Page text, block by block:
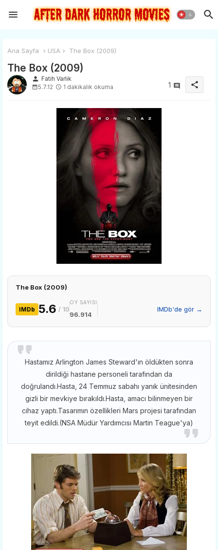
Ana Sayfa USA The Box (2009)
The Box (2009)
person Fatih Varlık
5.7.12
1 dakikalık okuma 1 share
The Box (2009)
IMDb 5.6 / 10
OY SAYISI
96.914
IMDb'de gör →
Hastamız Arlington James Steward'ın öldükten sonra
dirildiği hastane personeli tarafından da
doğrulandı.Hasta, 24 Temmuz sabahı yanık ünitesinden
gizli bir mevkiye bırakıldı.Hasta, amacı bilinmeyen bir
cihaz yaptı.Tasarımın özellikleri Mars projesi tarafından
teyit edildi.(NSA Müdür Yardımcısı Martin Teague'ya)